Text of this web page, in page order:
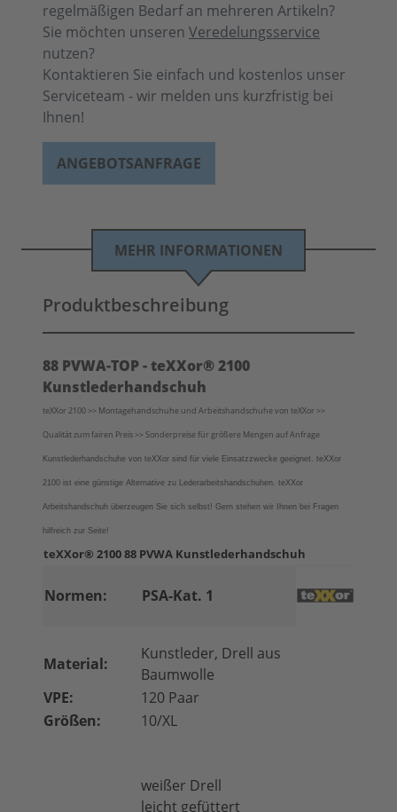
regelmäßigen Bedarf an mehreren Artikeln?
Sie möchten unseren Veredelungsservice
nutzen?
Kontaktieren Sie einfach und kostenlos unser
Serviceteam - wir melden uns kurzfristig bei
Ihnen!
ANGEBOTSANFRAGE
MEHR INFORMATIONEN
Produktbeschreibung
88 PVWA-TOP - teXXor® 2100
Kunstlederhandschuh
teXXor 2100 >> Montagehandschuhe und Arbeitshandschuhe von teXXor >>
Qualität zum fairen Preis >> Sonderpreise für größere Mengen auf Anfrage
Kunstlederhandschuhe von teXXor sind für viele Einsatzzwecke geeignet. teXXor
2100 ist eine günstige Alternative zu Lederarbeitshandschuhen. teXXor
Arbeitshandschuh überzeugen Sie sich selbst! Gern stehen wir Ihnen bei Fragen
hilfreich zur Seite!
teXXor® 2100 88 PVWA Kunstlederhandschuh
Normen: PSA-Kat. 1
Material:
Kunstleder, Drell aus
Baumwolle
VPE:
120 Paar
Größen:
10/XL
weißer Drell
leicht gefüttert